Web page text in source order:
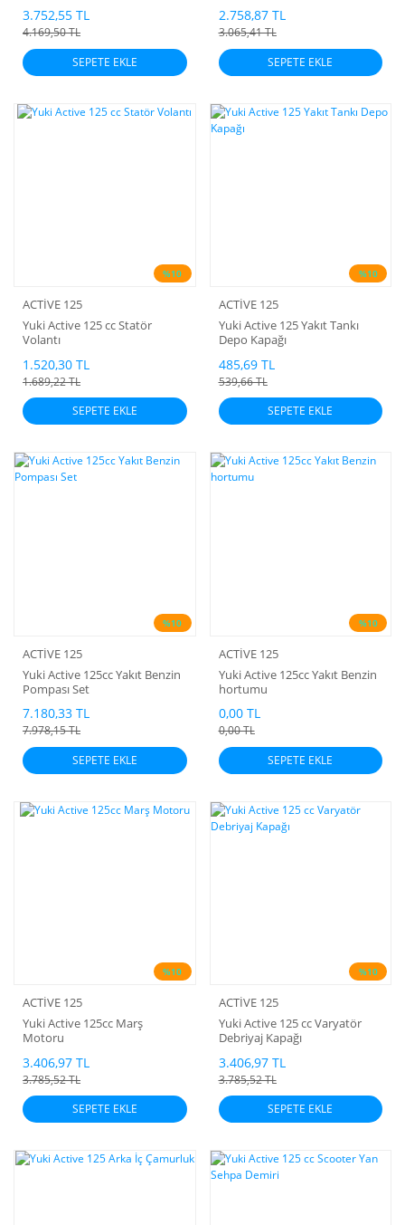
3.752,55 TL
4.169,50 TL
SEPETE EKLE
2.758,87 TL
3.065,41 TL
SEPETE EKLE
%10
ACTİVE 125
Yuki Active 125 cc Statör
Volantı
1.520,30 TL
1.689,22 TL
SEPETE EKLE
%10
ACTİVE 125
Yuki Active 125 Yakıt Tankı
Depo Kapağı
485,69 TL
539,66 TL
SEPETE EKLE
%10
ACTİVE 125
Yuki Active 125cc Yakıt Benzin
Pompası Set
7.180,33 TL
7.978,15 TL
SEPETE EKLE
%10
ACTİVE 125
Yuki Active 125cc Yakıt Benzin
hortumu
0,00 TL
0,00 TL
SEPETE EKLE
%10
ACTİVE 125
Yuki Active 125cc Marş
Motoru
3.406,97 TL
3.785,52 TL
SEPETE EKLE
%10
ACTİVE 125
Yuki Active 125 cc Varyatör
Debriyaj Kapağı
3.406,97 TL
3.785,52 TL
SEPETE EKLE